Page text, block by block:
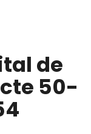
de
50-